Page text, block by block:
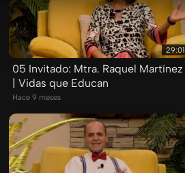
29:01
05 Invitado: Mtra. Raquel Martínez
| Vidas que Educan
Hace 9 meses